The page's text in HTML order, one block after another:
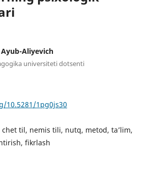
Aliyevich
universiteti dotsenti
10.5281/1pg0js30
chet til, nemis tili, nutq, metod, ta’lim,
fikrlash